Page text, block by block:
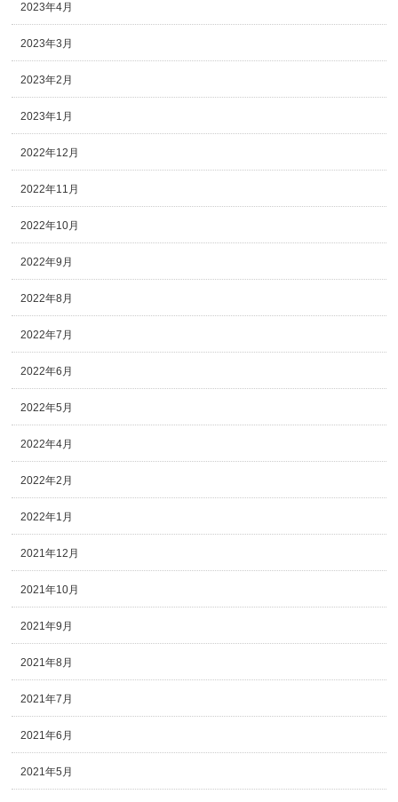
2023年4月
2023年3月
2023年2月
2023年1月
2022年12月
2022年11月
2022年10月
2022年9月
2022年8月
2022年7月
2022年6月
2022年5月
2022年4月
2022年2月
2022年1月
2021年12月
2021年10月
2021年9月
2021年8月
2021年7月
2021年6月
2021年5月